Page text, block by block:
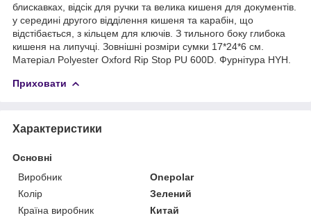
блискавках, відсік для ручки та велика кишеня для документів.
у середині другого відділення кишеня та карабін, що
відстібається, з кільцем для ключів. З тильного боку глибока
кишеня на липучці. Зовнішні розміри сумки 17*24*6 см.
Матеріал Polyester Oxford Rip Stop PU 600D. Фурнітура HYH.
Приховати
Характеристики
Основні
Виробник
Onepolar
Колір
Зелений
Країна виробник
Китай